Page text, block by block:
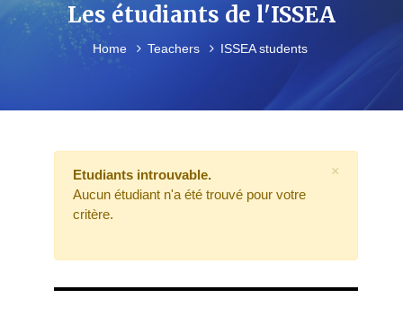
Les étudiants de l'ISSEA
Home Teachers ISSEA students
Etudiants introuvable.
Aucun étudiant n'a été trouvé pour votre
critère.
×